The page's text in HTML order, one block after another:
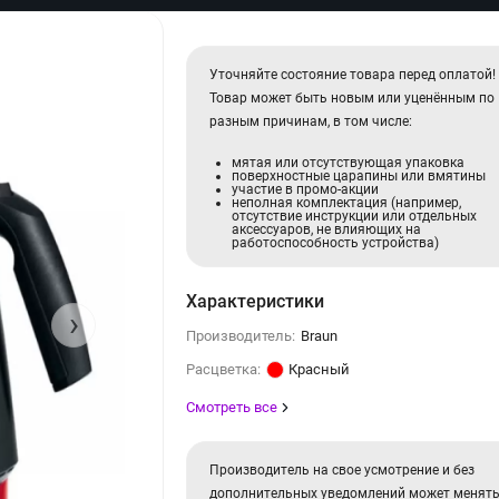
›
Уточняйте состояние товара перед оплатой!
Товар может быть новым или уценённым по
разным причинам, в том числе:
мятая или отсутствующая упаковка
поверхностные царапины или вмятины
участие в промо-акции
неполная комплектация (например,
отсутствие инструкции или отдельных
аксессуаров, не влияющих на
работоспособность устройства)
Характеристики
Производитель: Braun
Расцветка:
Красный
Смотреть все
Производитель на свое усмотрение и без
дополнительных уведомлений может